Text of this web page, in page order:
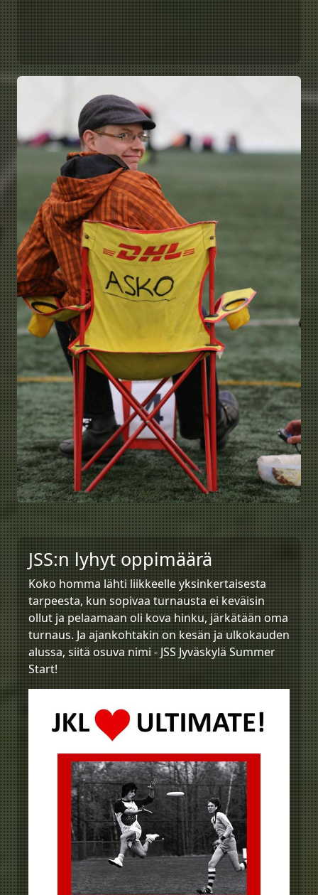
JSS:n lyhyt oppimäärä
Koko homma lähti liikkeelle yksinkertaisesta
tarpeesta, kun sopivaa turnausta ei keväisin
ollut ja pelaamaan oli kova hinku, järkätään oma
turnaus. Ja ajankohtakin on kesän ja ulkokauden
alussa, siitä osuva nimi - JSS Jyväskylä Summer
Start!